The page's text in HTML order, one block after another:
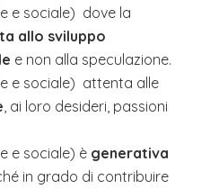
e sociale) dove la
allo sviluppo
e non alla speculazione.
e sociale) attenta alle
, ai loro desideri, passioni
e sociale) ègenerativa
in grado di contribuire